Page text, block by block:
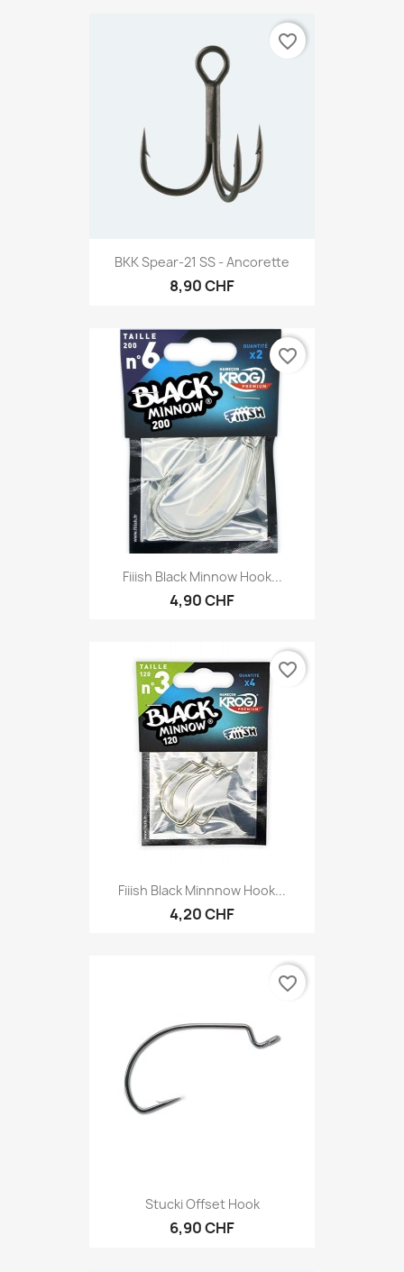
BKK Spear-21 SS - Ancorette
8,90 CHF
favorite_border
Fiiish Black Minnow Hook...
4,90 CHF
favorite_border
Fiiish Black Minnnow Hook...
4,20 CHF
favorite_border
Stucki Offset Hook
6,90 CHF
favorite_border